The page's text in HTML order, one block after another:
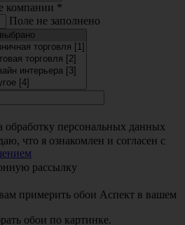
компании *
Поле не заполнено
обработку персональных данных
что я ознакомлен и согласен с
рассылку
примерить обои Аспект в вашем
обои по картинке.